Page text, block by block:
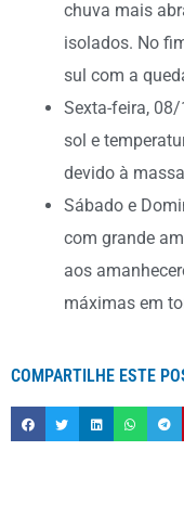
chuva mais
isolados. No
sul com a
Sexta-feira,
sol e
devido à
Sábado e
com grande
aos
máximas em
COMPARTILHE ESTE